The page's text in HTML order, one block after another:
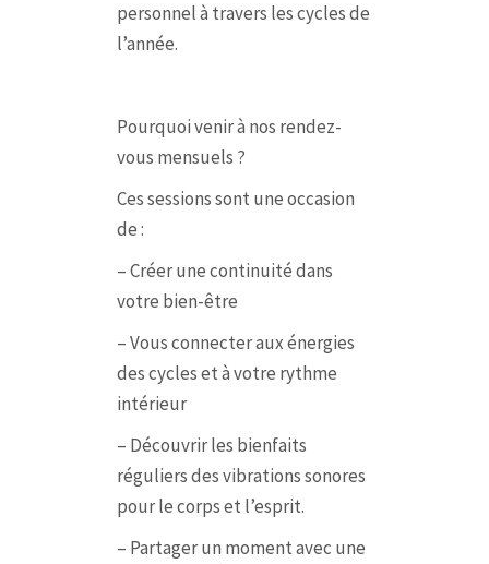
personnel à travers les cycles de
l’année.
Pourquoi venir à nos rendez-
vous mensuels ?
Ces sessions sont une occasion
de :
– Créer une continuité dans
votre bien-être
– Vous connecter aux énergies
des cycles et à votre rythme
intérieur
– Découvrir les bienfaits
réguliers des vibrations sonores
pour le corps et l’esprit.
– Partager un moment avec une